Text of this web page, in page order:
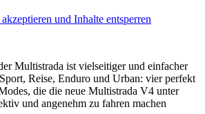
und Inhalte entsperren
Multistrada ist vielseitiger und einfacher
Reise, Enduro und Urban: vier perfekt
die die neue Multistrada V4 unter
und angenehm zu fahren machen